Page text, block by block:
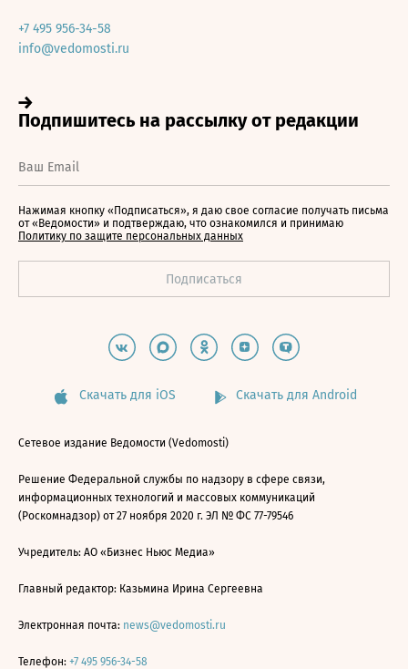
+7 495 956-34-58
info@vedomosti.ru
Нажимая кнопку «Подписаться», я даю свое согласие получать письма
от «Ведомости» и подтверждаю, что ознакомился и принимаю
Политику по защите персональных данных
Скачать для iOS Скачать для Android
Сетевое издание Ведомости (Vedomosti)
Решение Федеральной службы по надзору в сфере связи,
информационных технологий и массовых коммуникаций
(Роскомнадзор) от 27 ноября 2020 г. ЭЛ № ФС 77-79546
Учредитель: АО «Бизнес Ньюс Медиа»
Главный редактор: Казьмина Ирина Сергеевна
Электронная почта: news@vedomosti.ru
Телефон: +7 495 956-34-58